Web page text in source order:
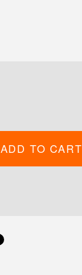
ADD TO CART